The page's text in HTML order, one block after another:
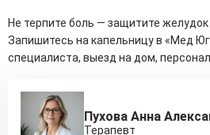
Не терпите боль — защитите желудок
Запишитесь на капельницу в «Мед
специалиста, выезд на дом,
Пухова Анна
Терапевт